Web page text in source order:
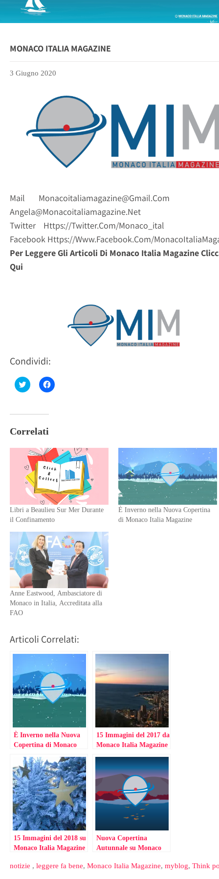
MONACO ITALIA MAGAZINE
3 Giugno 2020
Mail Monacoitaliamagazine@gmail.com
Angela@monacoitaliamagazine.net
Twitter Https://twitter.com/monaco_ital
Facebook Https://www.facebook.com/
Per Leggere Gli Articoli Di Monaco Italia Magazine
Qui
Condividi:
Fai
clic
su
apre
una
nuova
finestra)
Fai
clic
nuova
finestra)
Correlati
Libri a Beaulieu Sur Mer Durante
il Confinamento
È Inverno nella Nuova Copertina
di Monaco Italia Magazine
Anne Eastwood, Ambasciatore di
Monaco in Italia, Accreditata alla
FAO
Articoli Correlati:
È Inverno nella Nuova
Copertina di Monaco
15 Immagini del 2017 da
Monaco Italia Magazine
15 Immagini del 2018 su
Monaco Italia Magazine
Nuova Copertina
Autunnale su Monaco
notizie , leggere fa bene, Monaco Italia Magazine, myblog, Think